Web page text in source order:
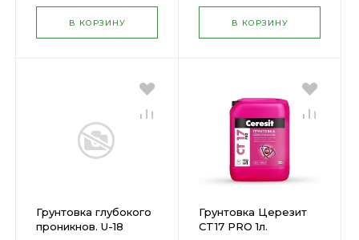
В КОРЗИНУ В КОРЗИНУ
Грунтовка глубокого
проникнов. U-18
Грунтовка Церезит
CT17 PRO 1л.